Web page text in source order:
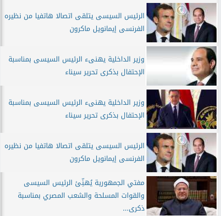
الرئيس السيسى يتلقى اتصالا هاتفيا من نظيره
الفرنسى إيمانويل ماكرون
وزير الداخلية يهنىء الرئيس السيسى بمناسبة
الإحتفال بذكرى تحرير سيناء
وزير الداخلية يهنىء الرئيس السيسى بمناسبة
الإحتفال بذكرى تحرير سيناء
الرئيس السيسى يتلقى اتصالا هاتفيا من نظيره
الفرنسى إيمانويل ماكرون
مفتي الجمهورية يُهنِّئ الرئيس السيسى
والقوات المسلحة والشعب المصري بمناسبة
ذكرى...